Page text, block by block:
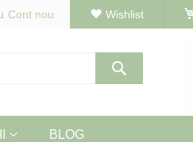
Wishlist
Cont nou
BLOG